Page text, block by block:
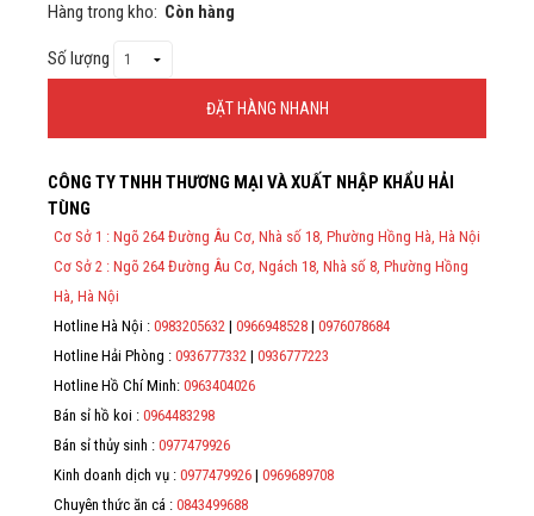
Hàng trong kho: Còn hàng
Số lượng
ĐẶT HÀNG NHANH
Theo Nghị định 123/2020/NĐ-CP và nghị định 70/2025/NĐ-CP về
việc thực hiện lập Hóa Đơn Điện Tử bán hàng và cung cấp dịch vụ
cho người mua bắt buộc phải thế hiện đầy đủ thông tin: họ tên,
địa chỉ, mã số thuế/ căn cước công dân/ số định danh.
CÔNG TY TNHH THƯƠNG MẠI VÀ XUẤT NHẬP KHẨU HẢI
TÙNG
Cơ Sở 1 : Ngõ 264 Đường Âu Cơ, Nhà số 18, Phường Hồng Hà, Hà Nội
Cơ Sở 2 : Ngõ 264 Đường Âu Cơ, Ngách 18, Nhà số 8, Phường Hồng
Hà, Hà Nội
Hotline Hà Nội : 0983205632 | 0966948528 | 0976078684
Hotline Hải Phòng : 0936777332 | 0936777223
Hotline Hồ Chí Minh: 0963404026
Bán sỉ hồ koi : 0964483298
Bán sỉ thủy sinh : 0977479926
Kinh doanh dịch vụ : 0977479926 | 0969689708
Chuyên thức ăn cá : 0843499688